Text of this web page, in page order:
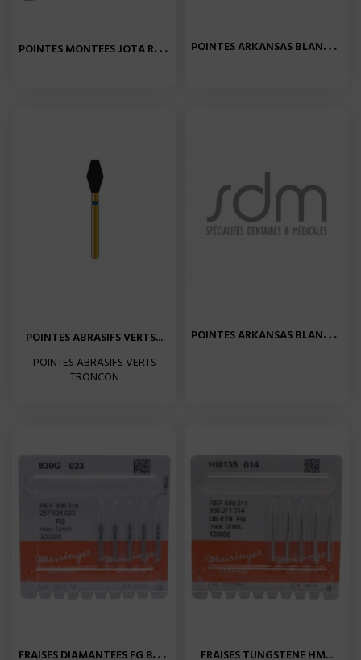
P
OINTES MONTEES JOTA ROSE... P
OINTES ARKANSAS BLANCHE...
POINTES ABRASIFS VERTS...
POINTES ABRASIFS VERTS
TRONCON
P
OINTES ARKANSAS BLANCHE...
F
RAISES DIAMANTEES FG 830G... FRAISES TUNGSTENE HM...